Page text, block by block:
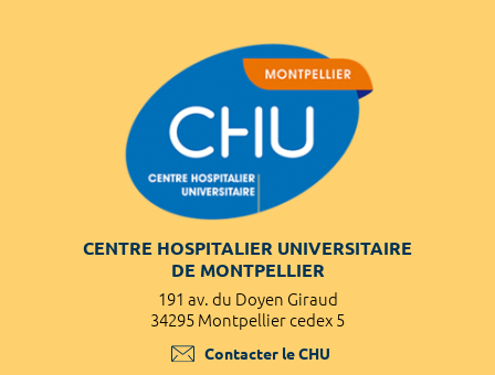
CENTRE HOSPITALIER UNIVERSITAIRE
DE MONTPELLIER
191 av. du Doyen Giraud
34295 Montpellier cedex 5
Contacter le CHU